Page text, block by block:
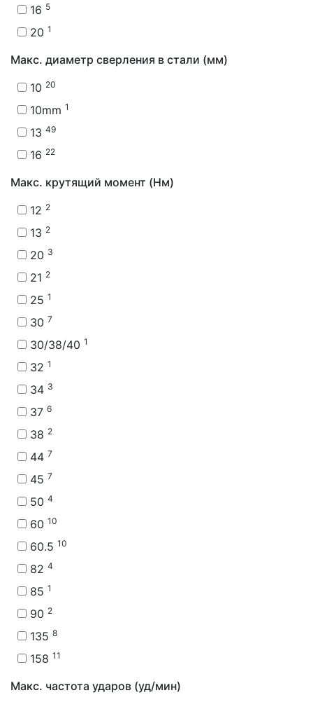
16 5
20 1
Макс. диаметр сверления в стали (мм)
10 20
10mm 1
13 49
16 22
Макс. крутящий момент (Нм)
12 2
13 2
20 3
21 2
25 1
30 7
30/38/40 1
32 1
34 3
37 6
38 2
44 7
45 7
50 4
60 10
60.5 10
82 4
85 1
90 2
135 8
158 11
Макс. частота ударов (уд/мин)